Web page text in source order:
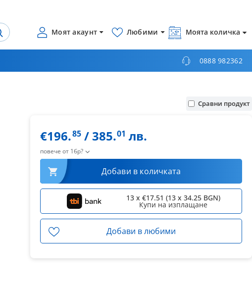
Моят акаунт Любими Моята количка
0888 982362
Сравни продукт
€196.85/ 385.01 лв.
повече от 1бр?
Добави в количката
13 x €17.51 (13 x 34.25 BGN)
Купи на изплащане
Добави в любими